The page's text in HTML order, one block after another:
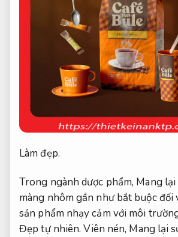
Làm đẹp.
Trong ngành dược phẩm, Mang
màng nhôm gần như bắt buộc đối
sản phẩm nhạy cảm với môi
Đẹp tự nhiên. Viên nén, Mang lại